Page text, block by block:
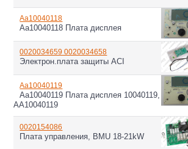
Aa10040118
Aa10040118 Плата дисплея
0020034659 0020034658
Электрон.плата защиты ACI
Aa10040119
Aa10040119 Плата дисплея 10040119,
АA10040119
0020154086
Плата управления, BMU 18-21kW